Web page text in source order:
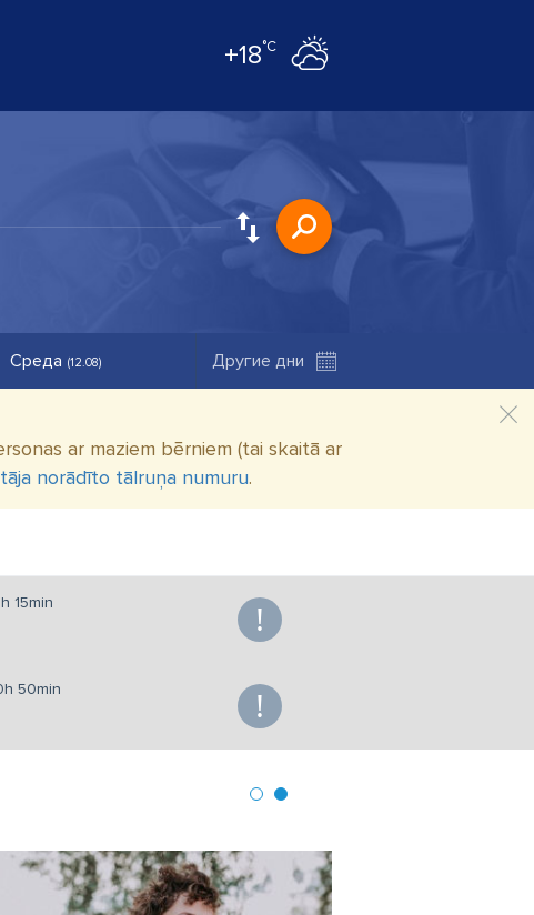
+18°C
Среда (12.08)
ar maziem bērniem (tai skaitā ar
norādīto tālruņa numuru.
15min
50min